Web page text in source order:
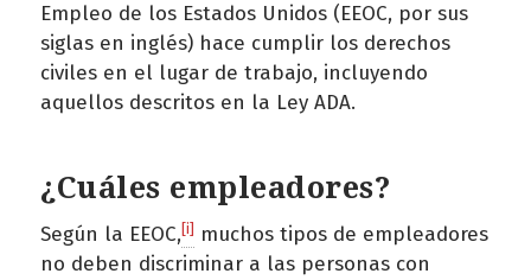
Empleo de los Estados Unidos (EEOC, por sus
siglas en inglés) hace cumplir los derechos
civiles en el lugar de trabajo, incluyendo
aquellos descritos en la Ley ADA.
¿Cuáles empleadores?
Según la EEOC, [i] muchos tipos de empleadores
no deben discriminar a las personas con